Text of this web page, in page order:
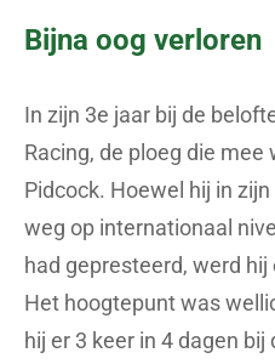
Bijna oog verloren
In zijn 3e jaar bij de
Racing, de ploeg die
Pidcock. Hoewel hij in
weg op internationaal
had gepresteerd, werd
Het hoogtepunt was
hij er 3 keer in 4 dagen